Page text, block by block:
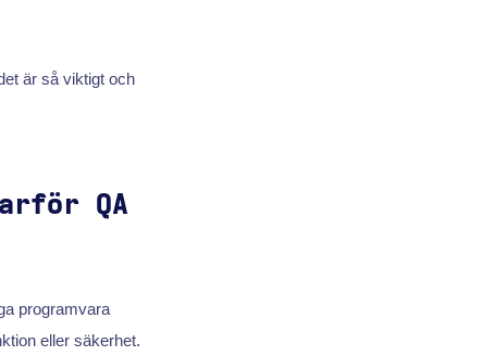
är så viktigt och
QA
programvara
eller säkerhet.